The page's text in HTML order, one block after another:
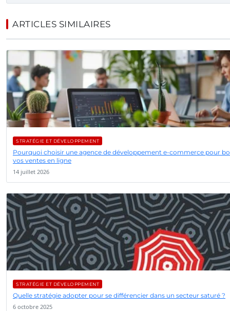
ARTICLES SIMILAIRES
STRATÉGIE ET DÉVELOPPEMENT
Pourquoi choisir une agence de développement e-commerce pour
vos ventes en ligne
14 juillet 2026
STRATÉGIE ET DÉVELOPPEMENT
Quelle stratégie adopter pour se différencier dans un secteur saturé ?
6 octobre 2025